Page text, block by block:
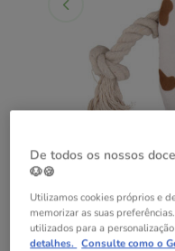
Quantidades:1 ud.
De todos os nossos
🐶🍪
Utilizamos cookies próprios e
memorizar as suas
utilizados para a
detalhes. Consulte como o